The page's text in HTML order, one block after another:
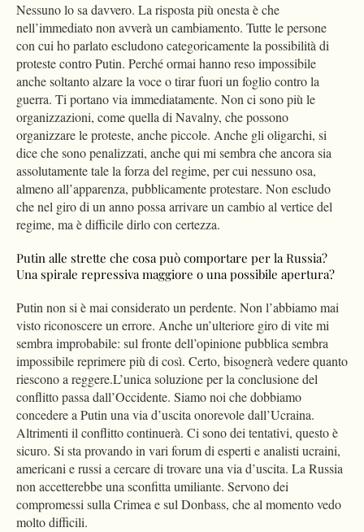
Nessuno lo sa davvero. La risposta più onesta è che
nell’immediato non avverà un cambiamento. Tutte le persone
con cui ho parlato escludono categoricamente la possibilità di
proteste contro Putin. Perché ormai hanno reso impossibile
anche soltanto alzare la voce o tirar fuori un foglio contro la
guerra. Ti portano via immediatamente. Non ci sono più le
organizzazioni, come quella di Navalny, che possono
organizzare le proteste, anche piccole. Anche gli oligarchi, si
dice che sono penalizzati, anche qui mi sembra che ancora sia
assolutamente tale la forza del regime, per cui nessuno osa,
almeno all’apparenza, pubblicamente protestare. Non escludo
che nel giro di un anno possa arrivare un cambio al vertice del
regime, ma è difficile dirlo con certezza.
Putin alle strette che cosa può comportare per la Russia?
Una spirale repressiva maggiore o una possibile apertura?
Putin non si è mai considerato un perdente. Non l’abbiamo mai
visto riconoscere un errore. Anche un’ulteriore giro di vite mi
sembra improbabile: sul fronte dell’opinione pubblica sembra
impossibile reprimere più di così. Certo, bisognerà vedere quanto
riescono a reggere.L’unica soluzione per la conclusione del
conflitto passa dall’Occidente. Siamo noi che dobbiamo
concedere a Putin una via d’uscita onorevole dall’Ucraina.
Altrimenti il conflitto continuerà. Ci sono dei tentativi, questo è
sicuro. Si sta provando in vari forum di esperti e analisti ucraini,
americani e russi a cercare di trovare una via d’uscita. La Russia
non accetterebbe una sconfitta umiliante. Servono dei
compromessi sulla Crimea e sul Donbass, che al momento vedo
molto difficili.